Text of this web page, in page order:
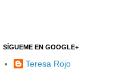
SÍGUEME EN GOOGLE+
Teresa Rojo